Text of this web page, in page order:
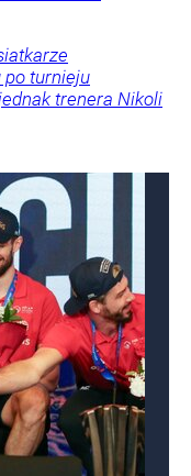
po turnieju
trenera Nikoli